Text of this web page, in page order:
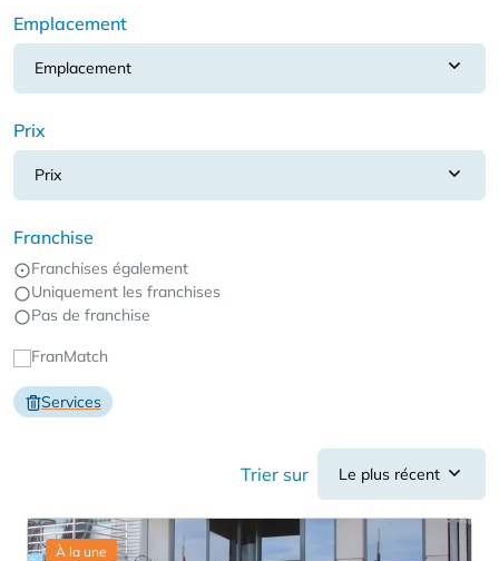
Services
Trier sur Le plus récent
Emplacement
Emplacement
Prix
Prix
Franchise
Franchises également
Uniquement les franchises
Pas de franchise
FranMatch
À la une